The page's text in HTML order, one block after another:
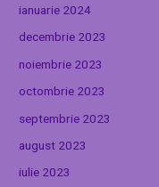
ianuarie 2024
decembrie 2023
noiembrie 2023
octombrie 2023
septembrie 2023
august 2023
iulie 2023